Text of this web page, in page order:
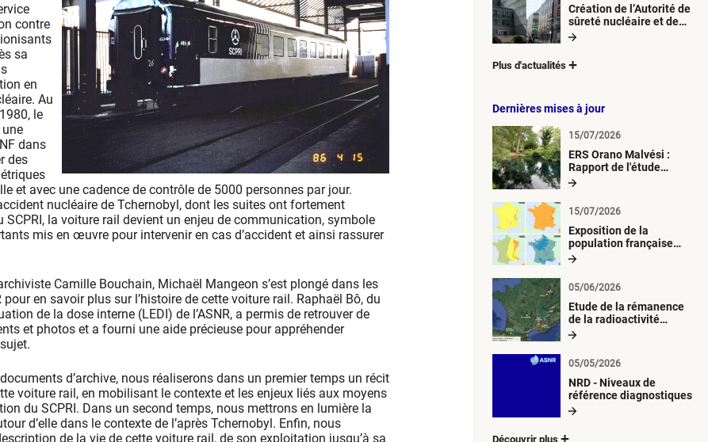
contre
sa
en
Au
le
dans
des
et avec une cadence de contrôle de 5000 personnes par jour.
nucléaire de Tchernobyl, dont les suites ont fortement
SCPRI, la voiture rail devient un enjeu de communication, symbole
mis en œuvre pour intervenir en cas d’accident et ainsi rassurer
Camille Bouchain, Michaël Mangeon s’est plongé dans les
pour en savoir plus sur l’histoire de cette voiture rail. Raphaël Bô, du
de la dose interne (LEDI) de l’ASNR, a permis de retrouver de
et photos et a fourni une aide précieuse pour appréhender
d’archive, nous réaliserons dans un premier temps un récit
voiture rail, en mobilisant le contexte et les enjeux liés aux moyens
du SCPRI. Dans un second temps, nous mettrons en lumière la
d’elle dans le contexte de l’après Tchernobyl. Enfin, nous
de la vie de cette voiture rail, de son exploitation jusqu’à sa
Création de l’Autorité de
sûreté nucléaire et de
radioprotection (ASNR)
Plus d'actualités
Dernières mises à jour
ERS Orano Malvési :
Rapport de l'étude
radiologique du milieu
15/07/2026
Exposition de la
population française
métropolitaine aux
atmosphériques
radioactives depuis 1945
15/07/2026
Etude de la rémanence
de la radioactivité
d’origine artificielle
05/06/2026
NRD - Niveaux de
référence diagnostiques
05/05/2026
Découvrir plus